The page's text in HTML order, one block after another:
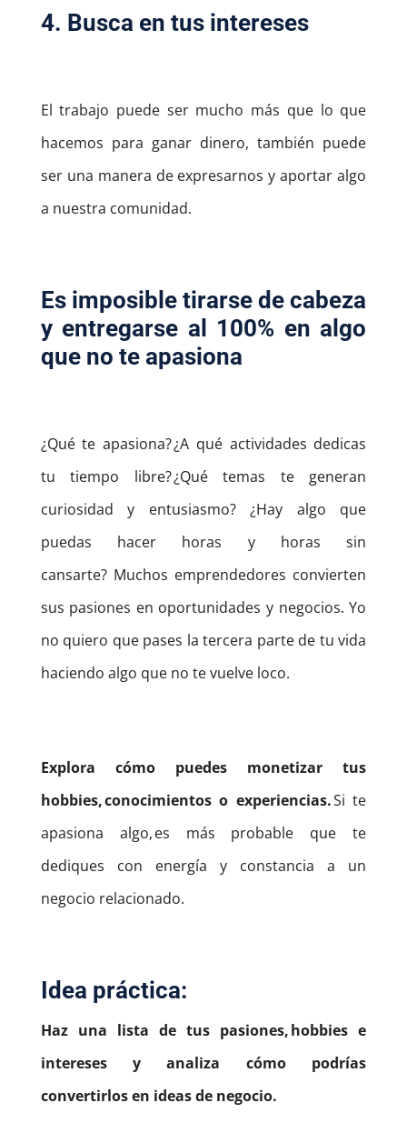
4. Busca en tus intereses
El trabajo puede ser mucho más que lo que
hacemos para ganar dinero, también puede
ser una manera de expresarnos y aportar algo
a nuestra comunidad.
Es imposible tirarse de cabeza
y entregarse al 100% en algo
que no te apasiona
¿Qué te apasiona? ¿A qué actividades dedicas
tu tiempo libre? ¿Qué temas te generan
curiosidad y entusiasmo? ¿Hay algo que
puedas hacer horas y horas sin
cansarte? Muchos emprendedores convierten
sus pasiones en oportunidades y negocios. Yo
no quiero que pases la tercera parte de tu vida
haciendo algo que no te vuelve loco.
Explora cómo puedes monetizar tus
hobbies, conocimientos o experiencias.Si te
apasiona algo, es más probable que te
dediques con energía y constancia a un
negocio relacionado.
Idea práctica:
Haz una lista de tus pasiones, hobbies e
intereses y analiza cómo podrías
convertirlos en ideas de negocio.